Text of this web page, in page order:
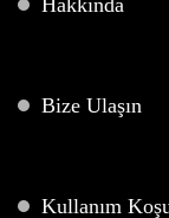
Hakkında
Bize Ulaşın
Kullanım